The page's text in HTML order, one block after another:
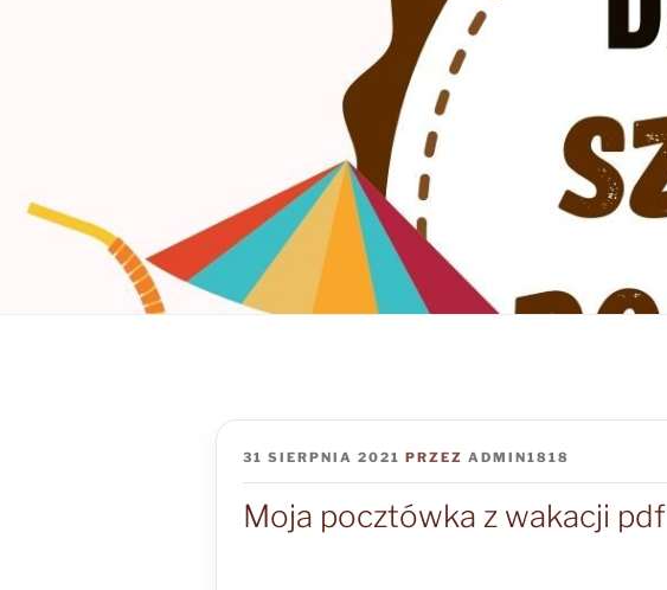
OPUBLIKOWANE
31 SIERPNIA 2021 PRZEZADMIN1818
Moja pocztówka z wakacji pdf